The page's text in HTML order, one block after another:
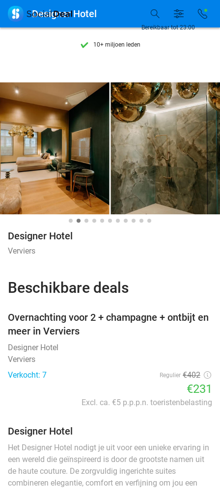
7 dagen per week beschikbaar
10+ miljoen leden
7 dagen per week beschikbaar
10+ miljoen leden
Bereikbaar tot 23:00
 Designer Hotel
Designer Hotel
Verviers
Beschikbare deals
Overnachting voor 2 + champagne + ontbijt en
meer in Verviers
Designer Hotel
Verviers
Verkocht: 7
Regulier €402
€231
Excl. ca. €5 p.p.p.n. toeristenbelasting
Designer Hotel
Het Designer Hotel nodigt je uit voor een unieke ervaring in
een wereld die geïnspireerd is door de grootste namen uit
de haute couture. De zorgvuldig ingerichte suites
combineren elegantie, comfort en verfijning om jou een